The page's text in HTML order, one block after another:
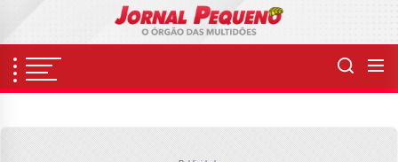
content